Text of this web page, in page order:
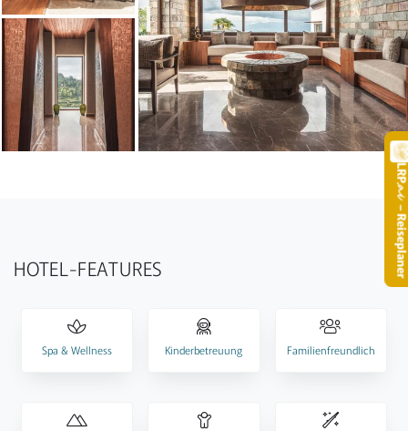
–
HOTEL-FEATURES
Spa & Wellness Kinderbetreuung Familienfreundlich